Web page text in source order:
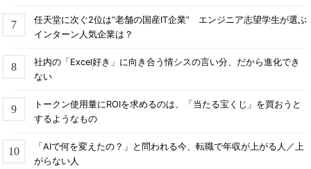
任天堂に次ぐ2位は“老舗の国産IT企業” エンジニア志望学生が選ぶ
インターン人気企業は？
社内の「Excel好き」に向き合う情シスの言い分、だから進化でき
ない
トークン使用量にROIを求めるのは、「当たる宝くじ」を買おうと
するようなもの
「AIで何を変えたの？」と問われる今、転職で年収が上がる人／上
がらない人